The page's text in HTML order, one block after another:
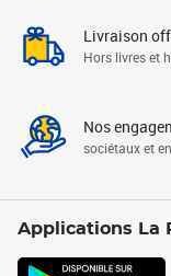
Livraison
Hors livres et
Nos
sociétaux et
Applications La